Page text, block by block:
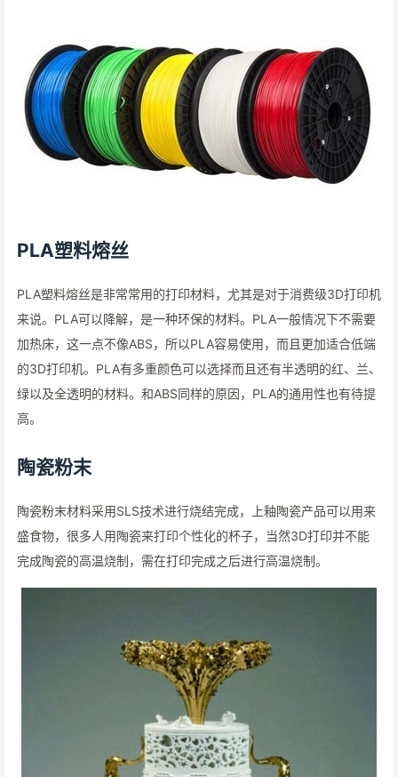
PLA塑料熔丝
PLA塑料熔丝是非常常用的打印材料，尤其是对于消费级3D打印机
来说。PLA可以降解，是一种环保的材料。PLA一般情况下不需要
加热床，这一点不像ABS，所以PLA容易使用，而且更加适合低端
的3D打印机。PLA有多重颜色可以选择而且还有半透明的红、兰、
绿以及全透明的材料。和ABS同样的原因，PLA的通用性也有待提
高。
陶瓷粉末
陶瓷粉末材料采用SLS技术进行烧结完成，上釉陶瓷产品可以用来
盛食物，很多人用陶瓷来打印个性化的杯子，当然3D打印并不能
完成陶瓷的高温烧制，需在打印完成之后进行高温烧制。